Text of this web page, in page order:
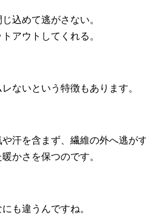
込めて逃がさない。
アウトしてくれる。
ないという特徴もあります。
汗を含まず、繊維の外へ逃が
かさを保つのです。
も違うんですね。